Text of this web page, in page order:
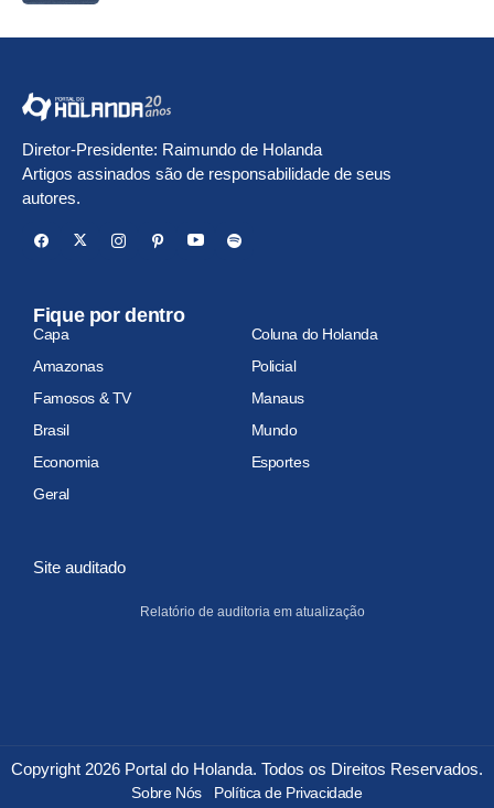
Diretor-Presidente: Raimundo de Holanda
Artigos assinados são de responsabilidade de seus
autores.
Fique por dentro
Capa
Coluna do Holanda
Amazonas
Policial
Famosos & TV
Manaus
Brasil
Mundo
Economia
Esportes
Geral
Site auditado
Relatório de auditoria em atualização
Copyright 2026 Portal do Holanda. Todos os Direitos Reservados.
Sobre Nós Política de Privacidade